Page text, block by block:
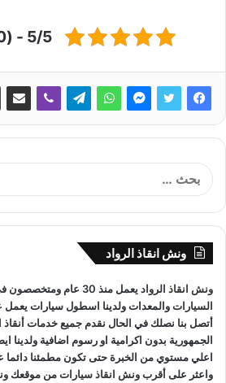
5/5 - (1000 صوت)
ونش انقاذ الرواد
ونش انقاذ الرواد يعمل منذ 30 عام ومتخصصون في
السيارات
أتصل بنا نصلك في الحال نقدم جميع خدمات
الجمهورية بدون اكرامية او رسوم اضافية
اعلي مستوي من الخبرة حتى تكون مطمئنا دائما
واعثر علىأقرب ونش انقاذ سياراتمن موقعك